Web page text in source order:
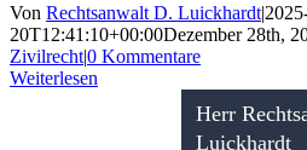
Von Rechtsanwalt D. Luickhardt|
20T12:41:10+00:00Dezember 28th,
Zivilrecht|0 Kommentare
Weiterlesen
Herr
Luickhardt